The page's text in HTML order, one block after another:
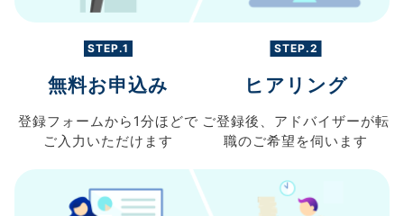
STEP.1
無料お申込み
登録フォームから 1分ほどで
ご入力 いただけます
STEP.2
ヒアリング
ご登録後、 アドバイザーが転
職のご希望を伺います